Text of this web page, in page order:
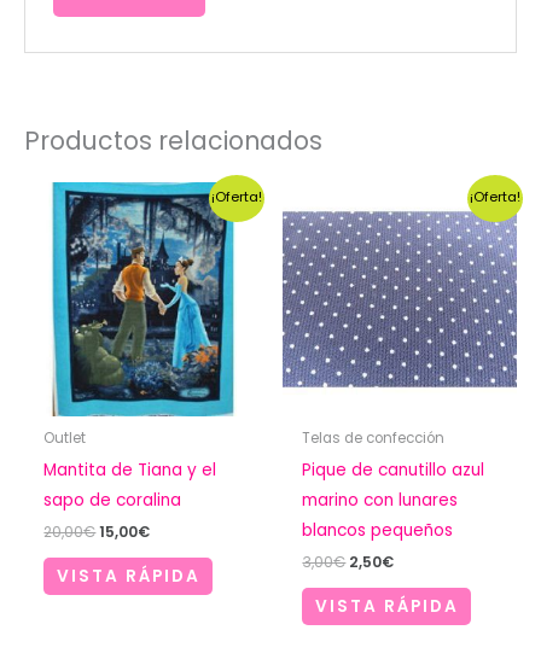
Productos relacionados
¡Oferta!
Outlet
Mantita de Tiana y el
sapo de coralina
20,00€El
original
era:
15,00€El
actual
es:
VISTA RÁPIDA
¡Oferta!
Telas de confección
Pique de canutillo azul
marino con lunares
blancos pequeños
3,00€ El
original
era:
2,50€El
actual
es:
VISTA RÁPIDA